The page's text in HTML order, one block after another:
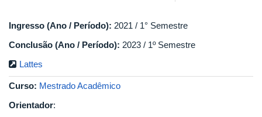
Ingresso (Ano / Período): 2021 / 1° Semestre
Conclusão (Ano / Período): 2023 / 1º Semestre
Lattes
Curso: Mestrado Acadêmico
Orientador: